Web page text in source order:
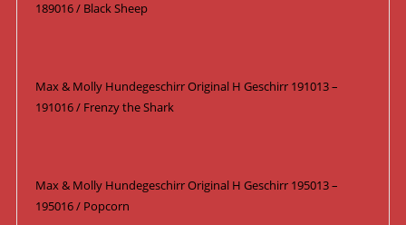
189016 / Black Sheep
Max & Molly Hundegeschirr Original H Geschirr 191013 –
191016 / Frenzy the Shark
Max & Molly Hundegeschirr Original H Geschirr 195013 –
195016 / Popcorn